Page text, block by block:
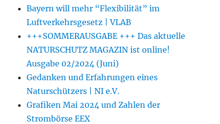
Bayern will mehr “Flexibilität” im
Luftverkehrsgesetz | VLAB
+++SOMMERAUSGABE +++ Das aktuelle
NATURSCHUTZ MAGAZIN ist online!
Ausgabe 02/2024 (Juni)
Gedanken und Erfahrungen eines
Naturschützers | NI e.V.
Grafiken Mai 2024 und Zahlen der
Strombörse EEX